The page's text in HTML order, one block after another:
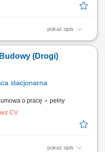
pokaż opis
harmonogramowanie oraz
prowadzonych przez
z pozostałych branż
(Drogi)
stacjonarna
umowa o pracę
pełny
CV
pokaż opis